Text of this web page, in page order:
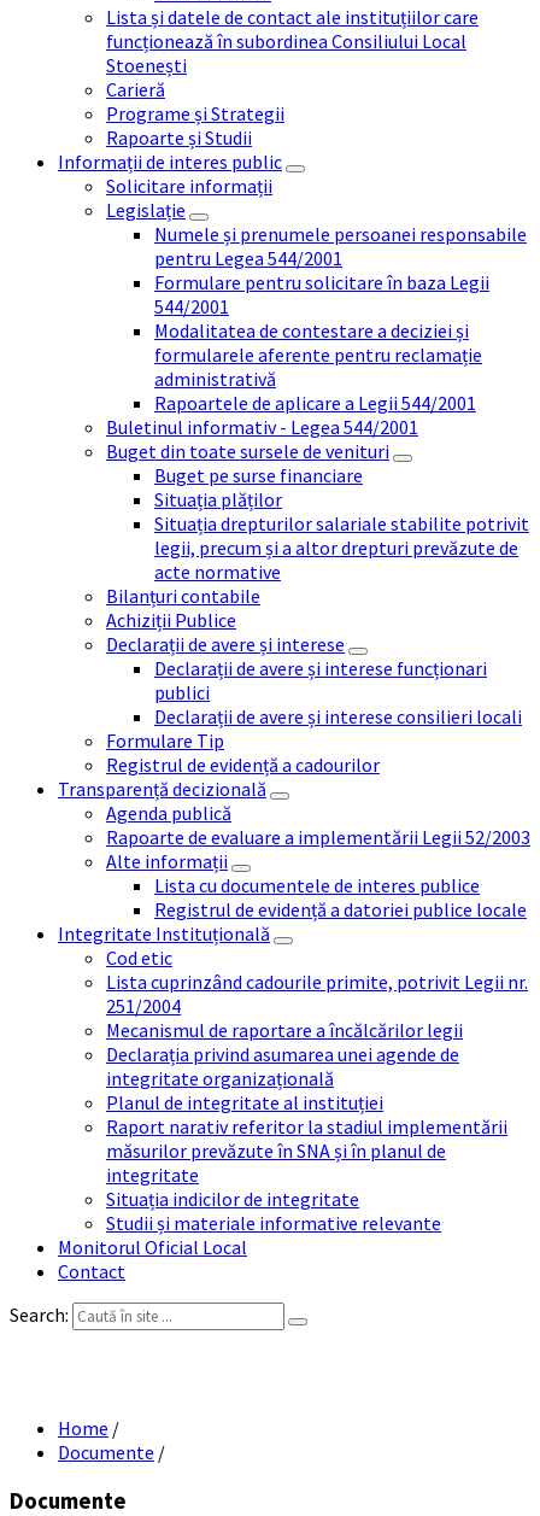
Lista și datele de contact ale instituțiilor care
funcționează în subordinea Consiliului Local
Stoenești
Carieră
Programe și Strategii
Rapoarte și Studii
Informații de interes public
Solicitare informații
Legislație
Numele și prenumele persoanei responsabile
pentru Legea 544/2001
Formulare pentru solicitare în baza Legii
544/2001
Modalitatea de contestare a deciziei și
formularele aferente pentru reclamație
administrativă
Rapoartele de aplicare a Legii 544/2001
Buletinul informativ - Legea 544/2001
Buget din toate sursele de venituri
Buget pe surse financiare
Situația plăților
Situația drepturilor salariale stabilite potrivit
legii, precum și a altor drepturi prevăzute de
acte normative
Bilanțuri contabile
Achiziții Publice
Declarații de avere și interese
Declarații de avere și interese funcționari
publici
Declarații de avere și interese consilieri locali
Formulare Tip
Registrul de evidență a cadourilor
Transparență decizională
Agenda publică
Rapoarte de evaluare a implementării Legii 52/2003
Alte informații
Lista cu documentele de interes publice
Registrul de evidență a datoriei publice locale
Integritate Instituțională
Cod etic
Lista cuprinzând cadourile primite, potrivit Legii nr.
251/2004
Mecanismul de raportare a încălcărilor legii
Declarația privind asumarea unei agende de
integritate organizațională
Planul de integritate al instituției
Raport narativ referitor la stadiul implementării
măsurilor prevăzute în SNA și în planul de
integritate
Situația indicilor de integritate
Studii și materiale informative relevante
Monitorul Oficial Local
Contact
Search:
Home /
Documente /
Documente